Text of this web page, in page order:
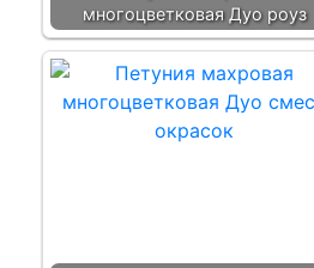
многоцветковая Дуо роуз